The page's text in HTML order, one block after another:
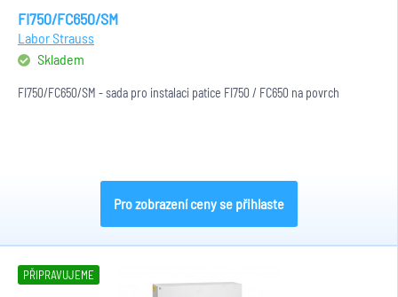
FI750/FC650/SM
Labor Strauss
Skladem
FI750/FC650/SM - sada pro instalaci patice FI750 / FC650 na povrch
Pro zobrazení ceny se přihlaste
PŘIPRAVUJEME